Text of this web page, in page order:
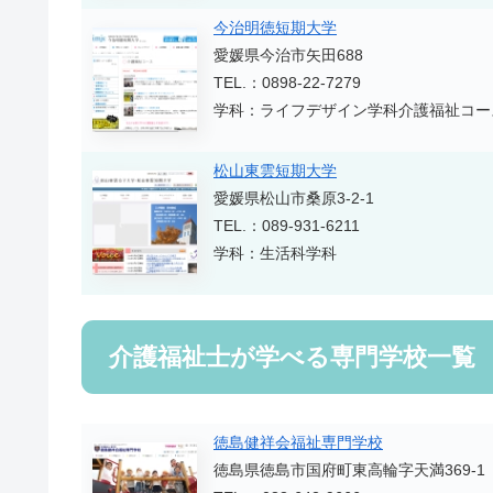
今治明徳短期大学
愛媛県今治市矢田688
TEL.：0898-22-7279
学科：ライフデザイン学科介護福祉コ
松山東雲短期大学
愛媛県松山市桑原3-2-1
TEL.：089-931-6211
学科：生活科学科
介護福祉士が学べる専門学校一覧
徳島健祥会福祉専門学校
徳島県徳島市国府町東高輪字天満369-1